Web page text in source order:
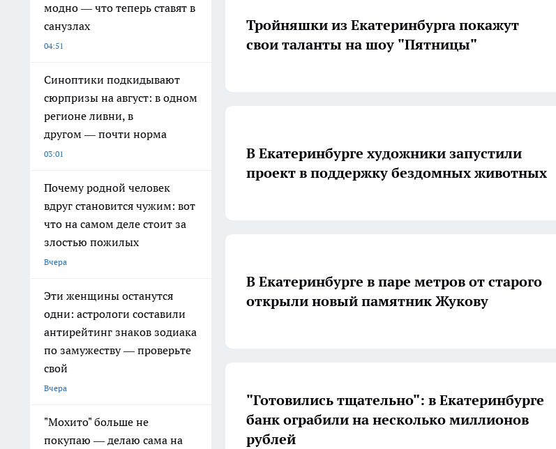
модно — что теперь ставят в
санузлах
04:51
Синоптики подкидывают
сюрпризы на август: в одном
регионе ливни, в
другом — почти норма
03:01
Почему родной человек
вдруг становится чужим: вот
что на самом деле стоит за
злостью пожилых
Вчера
Эти женщины останутся
одни: астрологи составили
антирейтинг знаков зодиака
по замужеству — проверьте
свой
Вчера
"Мохито" больше не
покупаю — делаю сама на
Тройняшки из Екатеринбурга покажут
свои таланты на шоу "Пятницы"
В Екатеринбурге художники запустили
проект в поддержку бездомных животных
В Екатеринбурге в паре метров от старого
открыли новый памятник Жукову
"Готовились тщательно": в Екатеринбурге
банк ограбили на несколько миллионов
рублей